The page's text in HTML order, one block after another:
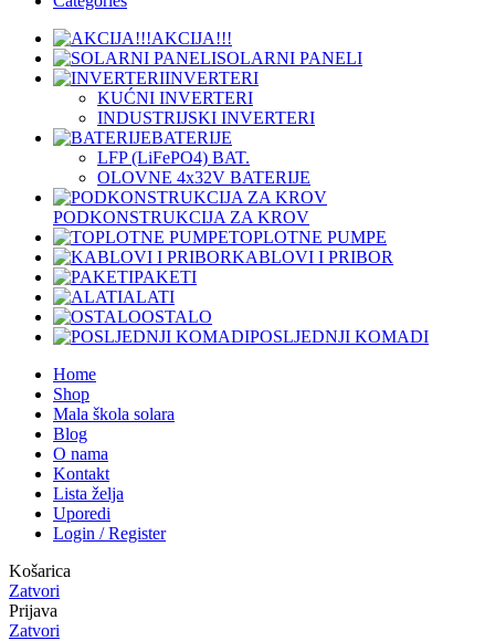
AKCIJA!!!
SOLARNI PANELI
INVERTERI
KUĆNI INVERTERI
INDUSTRIJSKI INVERTERI
BATERIJE
LFP (LiFeРО4) BAT.
OLOVNE 4x32V BATERIJE
PODKONSTRUKCIJA ZA KROV
TOPLOTNE PUMPE
KABLOVI I PRIBOR
PAKETI
ALATI
OSTALO
POSLJEDNJI KOMADI
Home
Shop
Mala škola solara
Blog
O nama
Kontakt
Lista želja
Uporedi
Login / Register
Košarica
Zatvori
Prijava
Zatvori